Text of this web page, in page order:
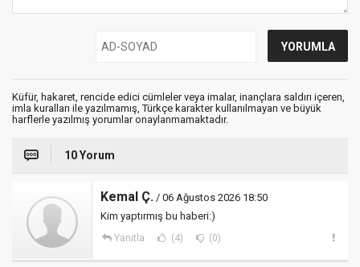
Küfür, hakaret, rencide edici cümleler veya imalar, inançlara saldırı içeren,
imla kuralları ile yazılmamış, Türkçe karakter kullanılmayan ve büyük
harflerle yazılmış yorumlar onaylanmamaktadır.
10 Yorum
Kemal Ç. / 06 Ağustos 2026 18:50
Kim yaptırmış bu haberi:)
Yanıtla (4) (0)